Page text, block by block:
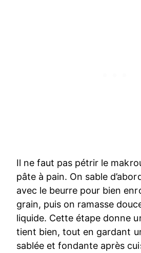
Il ne faut pas pétrir le
pâte à pain. On sable
avec le beurre pour bien
grain, puis on ramasse
liquide. Cette étape donne
tient bien, tout en gardant
sablée et fondante après